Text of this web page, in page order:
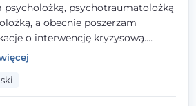
psycholożką, psychotraumatolożką
a obecnie poszerzam
o interwencję kryzysową.
w nurcie terapii trzeciej fali, łącząc
o potwierdzonej skuteczności.
młodzieży, dorosłym i parom w
sobie z bolesnymi